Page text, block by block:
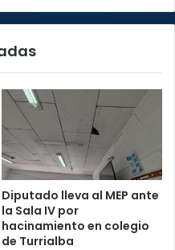
Diputado lleva al MEP ante
la Sala IV por
hacinamiento en colegio
de Turrialba